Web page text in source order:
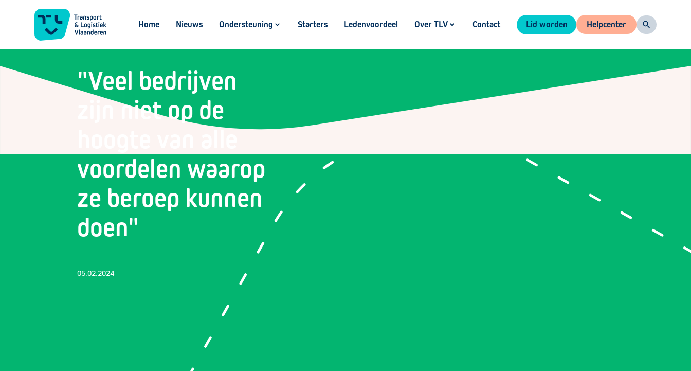
Home Nieuws Ondersteuning Starters Ledenvoordeel Over TLV Contact Lid worden Helpcenter
"Veel bedrijven
zijn niet op de
hoogte van alle
voordelen waarop
ze beroep kunnen
doen"
05.02.2024